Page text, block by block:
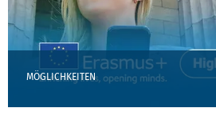
MÖGLICHKEITEN